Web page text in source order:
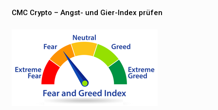
CMC Crypto – Angst- und Gier-Index prüfen